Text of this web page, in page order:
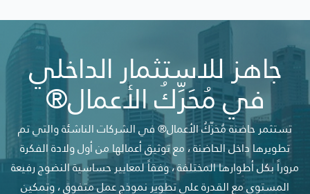
جاهز للاستثمار الداخلي
في مُحَرِّكُ الأعمال®
تستثمر حاضنة مُحَرِّكُ الأعمال® في الشركات الناشئة والتي تم
تطويرها داخل الحاضنة ، مع توثيق أعمالها من أول ولادة الفكرة
مروراً بكل أطوارها المختلفة ، وفقاً لمعايير حساسية النضوج رفيعة
المستوى مع القدرة على تطوير نموذج عمل متفوق ، وتمكين